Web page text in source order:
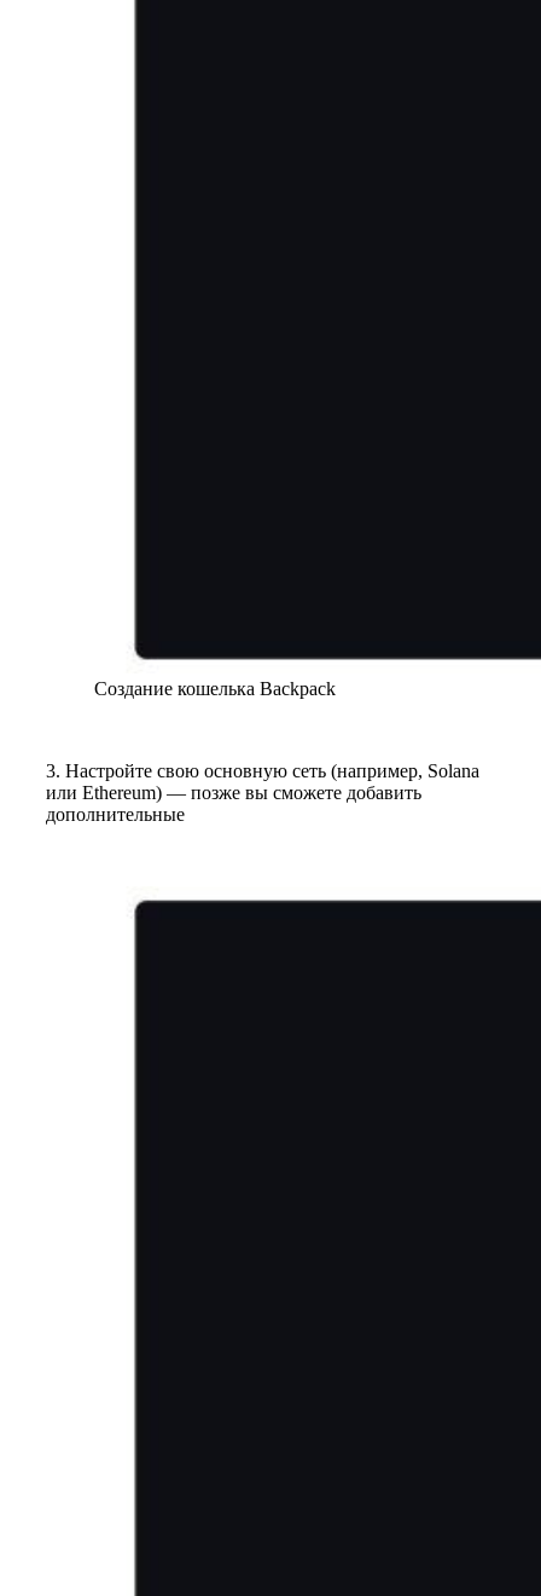
Создание кошелька Backpack
3. Настройте свою основную сеть (например, Solana
или Ethereum) — позже вы сможете добавить
дополнительные